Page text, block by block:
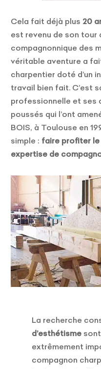
Cela fait déjà plus 20
est revenu de son tour
compagnonnique des
véritable aventure a
charpentier doté d’un
travail bien fait. C’est
professionnelle et ses
poussés qui l’ont
BOIS, à Toulouse en
simple : faire profiter le
expertise de
La recherche
d’esthétisme
extrêmement
compagnon